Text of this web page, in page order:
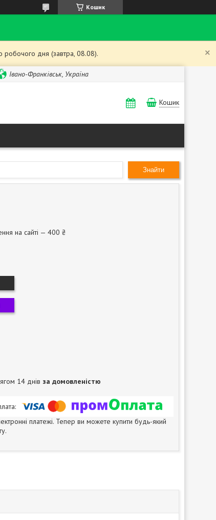
Кошик
робочого дня (завтра, 08.08).
Івано-Франківськ, Україна
Кошик
Знайти
на сайті — 400 ₴
14 днів за домовленістю
платежі. Тепер ви можете купити будь-який